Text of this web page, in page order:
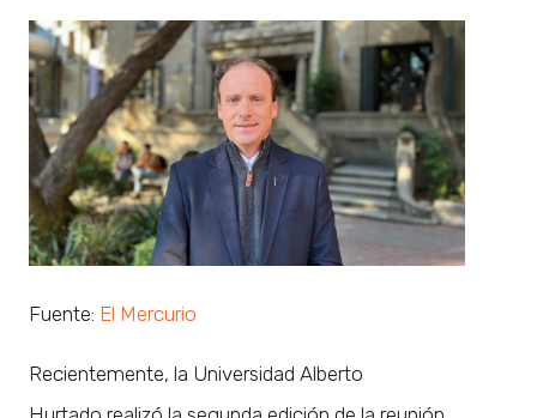
Fuente: El Mercurio
Recientemente, la Universidad Alberto